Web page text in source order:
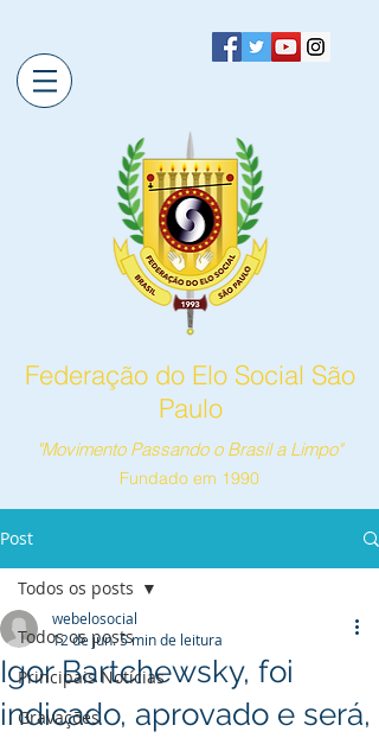
Federação do Elo Social São
Paulo
"Movimento Passando o Brasil a Limpo"
Fundado em 1990
Post
Todos os posts
Principais Notícias
Gravações
Todos os posts
Igor Bartchewsky, foi
indicado, aprovado e será,
webelosocial
12 de jun.5 min de leitura